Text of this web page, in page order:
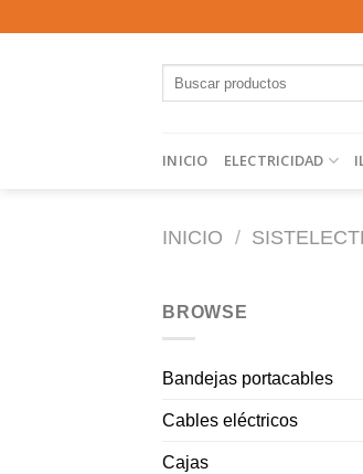
INICIO ELECTRICIDAD
INICIO /
BROWSE
Bandejas portacables
Cables eléctricos
Cajas